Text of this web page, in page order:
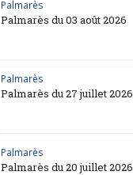
Palmarès
Palmarès du 03 août 2026
Palmarès
Palmarès du 27 juillet 2026
Palmarès
Palmarès du 20 juillet 2026